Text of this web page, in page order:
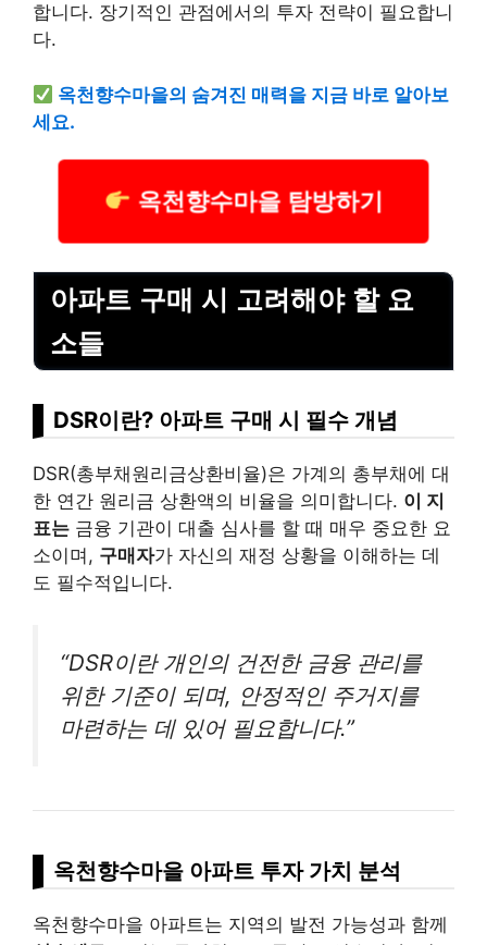
합니다. 장기적인 관점에서의 투자 전략이 필요합니
다.
옥천향수마을의 숨겨진 매력을 지금 바로 알아보
세요.
옥천향수마을 탐방하기
아파트 구매 시 고려해야 할 요
소들
DSR이란? 아파트 구매 시 필수 개념
DSR(총부채원리금상환비율)은 가계의 총부채에 대
한 연간 원리금 상환액의 비율을 의미합니다. 이 지
표는 금융 기관이 대출 심사를 할 때 매우 중요한 요
소이며, 구매자가 자신의 재정 상황을 이해하는 데
도 필수적입니다.
“DSR이란 개인의 건전한 금융 관리를
위한 기준이 되며, 안정적인 주거지를
마련하는 데 있어 필요합니다.”
옥천향수마을 아파트 투자 가치 분석
옥천향수마을 아파트는 지역의 발전 가능성과 함께